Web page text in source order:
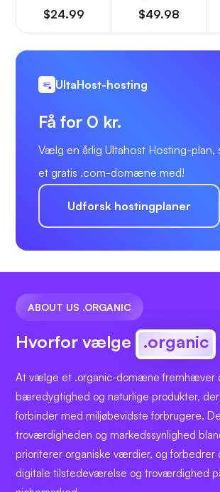
$24.99 $49.98
UltaHost-hosting
Få for 0 kr.
Vælg en årlig Ultahost Hosting-plan,
et gratis .com-domæne med!
Udforsk hostingplaner
ABOUT US .ORGANIC
Hvorfor vælge .organic
At vælge et .organic-domæne fremhæver
bæredygtighed og naturlige produkter,
forbinder med miljøbevidste forbrugere.
troværdigheden og markedssynlighed
prioriterer organiske værdier, og forbedrer
digitale tilstedeværelse og troværdighed